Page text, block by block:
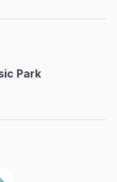
Park